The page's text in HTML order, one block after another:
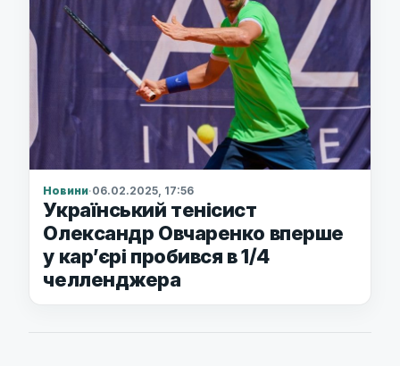
Новини·06.02.2025, 17:56
Український тенісист
Олександр Овчаренко вперше
у кар’єрі пробився в 1/4
челленджера